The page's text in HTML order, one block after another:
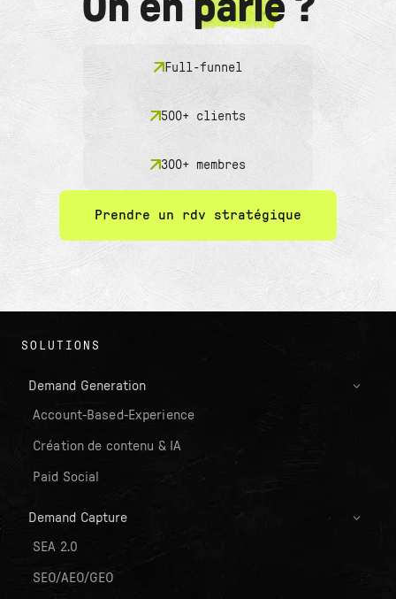
Full-funnel
500+ clients
300+ membres
Prendre un rdv stratégique
SOLUTIONS
Demand Generation
Account-Based-Experience
Création de contenu & IA
Paid Social
Demand Capture
SEA 2.0
SEO/AEO/GEO